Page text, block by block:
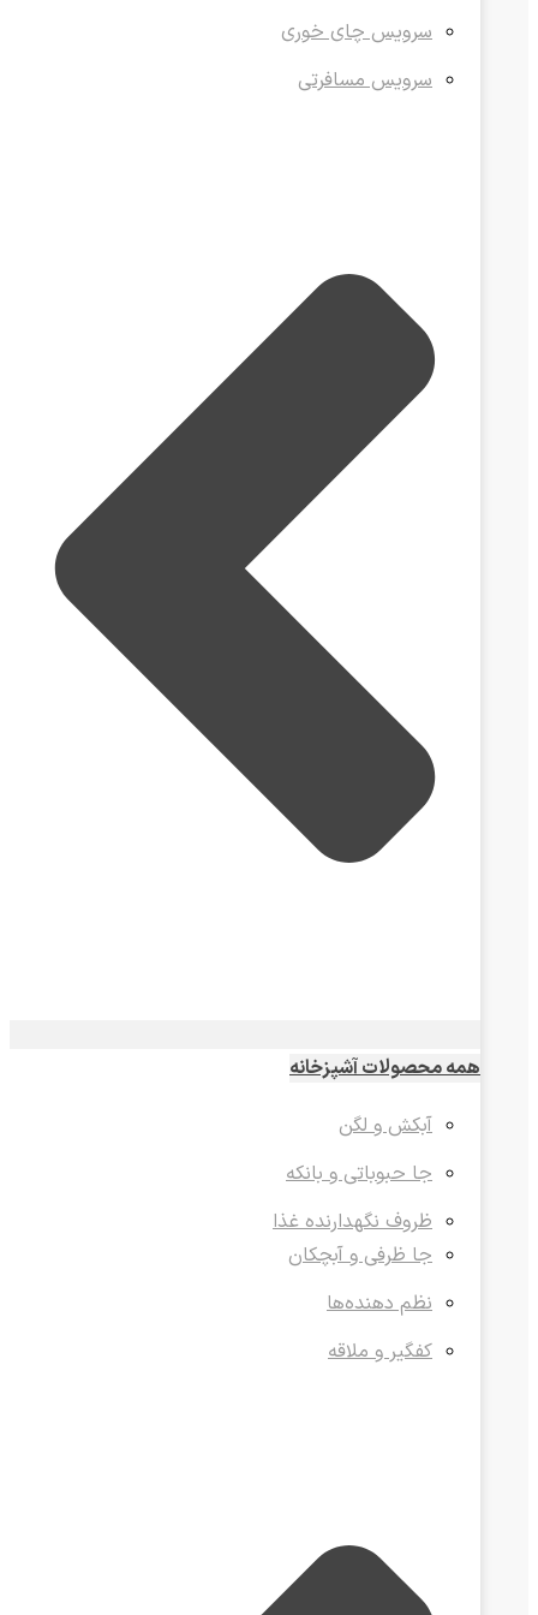
سرویس چای خوری
سرویس مسافرتی
همه محصولات آشپزخانه
آبکش و لگن
جا حبوباتی و بانکه
ظروف نگهدارنده غذا
جا ظرفی و آبچکان
نظم دهنده‌ها
کفگیر و ملاقه